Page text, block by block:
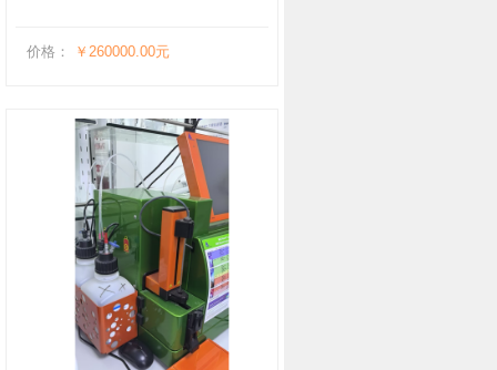
价格： ￥260000.00元